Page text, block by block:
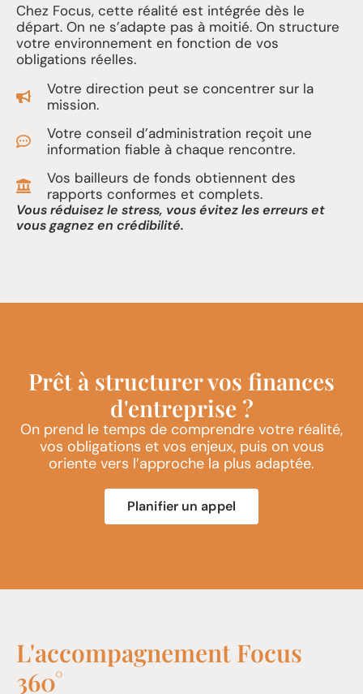
Chez Focus, cette réalité est intégrée dès le
départ. On ne s’adapte pas à moitié. On structure
votre environnement en fonction de vos
obligations réelles.
Votre direction peut se concentrer sur la
mission.
Votre conseil d’administration reçoit une
information fiable à chaque rencontre.
Vos bailleurs de fonds obtiennent des
rapports conformes et complets.
Vous réduisez le stress, vous évitez les erreurs et
vous gagnez en crédibilité.
Prêt à structurer vos finances
d'entreprise ?
On prend le temps de comprendre votre réalité,
vos obligations et vos enjeux, puis on vous
oriente vers l’approche la plus adaptée.
Planifier un appel
L'accompagnement Focus
360°